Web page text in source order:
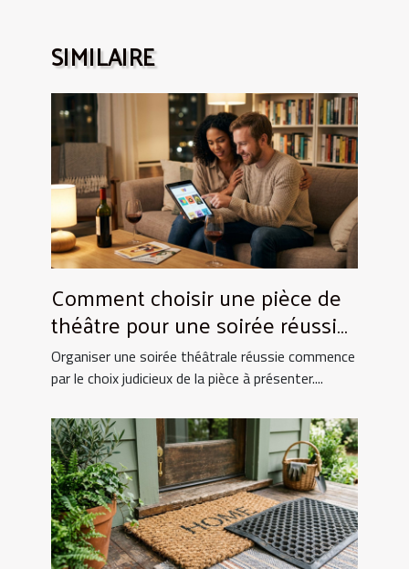
SIMILAIRE
Comment choisir une pièce de
théâtre pour une soirée réussie
?
Organiser une soirée théâtrale réussie commence
par le choix judicieux de la pièce à présenter....